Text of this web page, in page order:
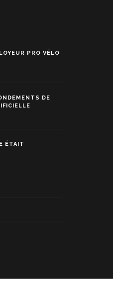
PRO VÉLO
DE
ÉTAIT